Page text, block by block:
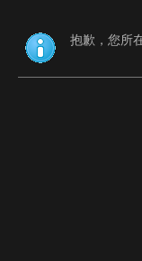
抱歉，您所